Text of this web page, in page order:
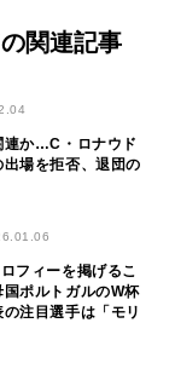
関連記事
連か…C・ロナウド
場を拒否、退団の
フィーを掲げるこ
ポルトガルのW杯
注目選手は「モリ